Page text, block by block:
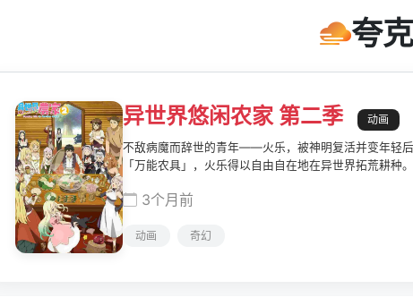
夸克
异世界悠闲农家 第二季 动画
不敌病魔而辞世的青年——火乐，被神明复活并变年轻
「万能农具」，火乐得以自由自在地在异世界拓荒耕
3个月前
动画 奇幻